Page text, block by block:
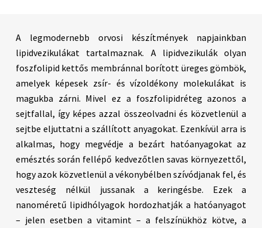
A legmodernebb orvosi készítmények napjainkban
lipidvezikulákat tartalmaznak. A lipidvezikulák olyan
foszfolipid kettős membránnal borított üreges gömbök,
amelyek képesek zsír- és vízoldékony molekulákat is
magukba zárni. Mivel ez a foszfolipidréteg azonos a
sejtfallal, így képes azzal összeolvadni és közvetlenül a
sejtbe eljuttatni a szállított anyagokat. Ezenkívül arra is
alkalmas, hogy megvédje a bezárt hatóanyagokat az
emésztés során fellépő kedvezőtlen savas környezettől,
hogy azok közvetlenül a vékonybélben szívódjanak fel, és
veszteség nélkül jussanak a keringésbe. Ezek a
nanoméretű lipidhólyagok hordozhatják a hatóanyagot
– jelen esetben a vitamint – a felszínükhöz kötve, a